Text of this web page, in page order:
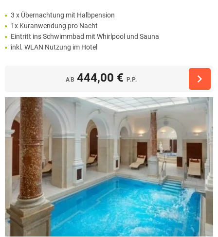
3 x Übernachtung mit Halbpension
1x Kuranwendung pro Nacht
Eintritt ins Schwimmbad mit Whirlpool und Sauna
inkl. WLAN Nutzung im Hotel
AB 444,00 € P.P.